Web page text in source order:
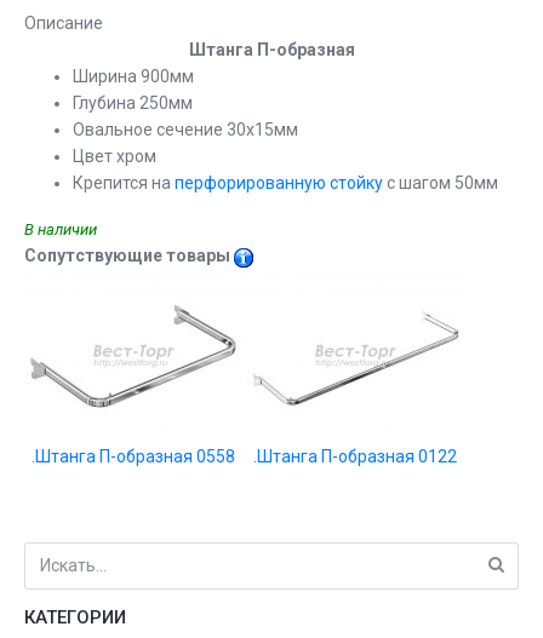
Описание
Штанга П-образная
Ширина 900мм
Глубина 250мм
Овальное сечение 30х15мм
Цвет хром
Крепится наперфорированную стойкус шагом 50мм
В наличии
Сопутствующие товары
.Штанга П-образная 0558 .Штанга П-образная 0122
КАТЕГОРИИ